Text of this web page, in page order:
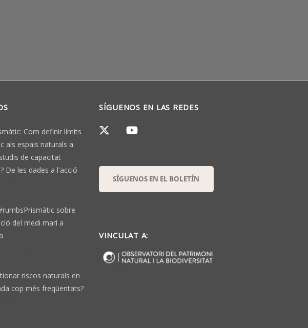
Com definir límits
als espais naturals a
de capacitat
De les dades a l'acció
sobre
del medi marí a
riscos naturals en
cop més freqüentats?
SÍGUENOS EN LAS REDES
SÍGUENOS EN EL BOLETÍN
VINCULAT A: